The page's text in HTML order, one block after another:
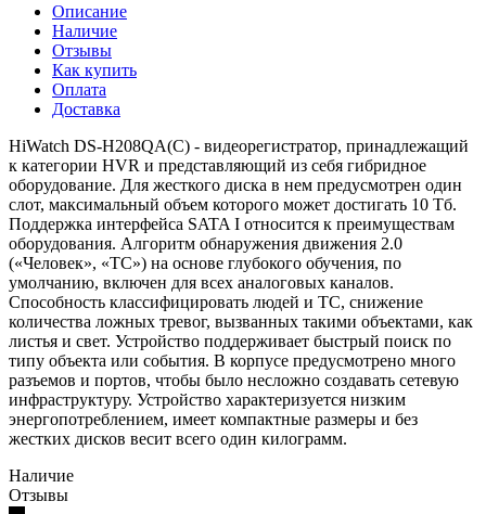
Описание
Наличие
Отзывы
Как купить
Оплата
Доставка
HiWatch DS-H208QA(C) - видеорегистратор, принадлежащий
к категории HVR и представляющий из себя гибридное
оборудование. Для жесткого диска в нем предусмотрен один
слот, максимальный объем которого может достигать 10 Тб.
Поддержка интерфейса SATA I относится к преимуществам
оборудования. Алгоритм обнаружения движения 2.0
(«Человек», «ТС») на основе глубокого обучения, по
умолчанию, включен для всех аналоговых каналов.
Способность классифицировать людей и ТС, снижение
количества ложных тревог, вызванных такими объектами, как
листья и свет. Устройство поддерживает быстрый поиск по
типу объекта или события. В корпусе предусмотрено много
разъемов и портов, чтобы было несложно создавать сетевую
инфраструктуру. Устройство характеризуется низким
энергопотреблением, имеет компактные размеры и без
жестких дисков весит всего один килограмм.
Наличие
Отзывы